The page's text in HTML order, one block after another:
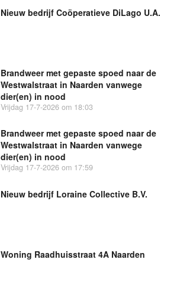
Nieuw bedrijf Coöperatieve DiLago U.A.
Brandweer met gepaste spoed naar de
Westwalstraat in Naarden vanwege
dier(en) in nood
Vrijdag 17-7-2026 om 18:03
Brandweer met gepaste spoed naar de
Westwalstraat in Naarden vanwege
dier(en) in nood
Vrijdag 17-7-2026 om 17:59
Nieuw bedrijf Loraine Collective B.V.
Woning Raadhuisstraat 4A Naarden